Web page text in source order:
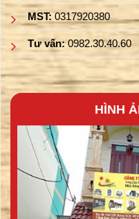
MST:0317920380
Tư vấn:0982.30.40.60
HÌNH